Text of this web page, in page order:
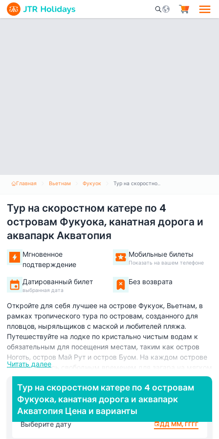
Mobile Search
Главная Вьетнам Фукуок Тур на скоростном катере по 4 островам Фукуока, канатная дорога и аквапарк Акватопия
Тур на скоростном катере по 4
островам Фукуока, канатная дорога и
аквапарк Акватопия
Мгновенное
подтверждение
Мобильные билеты
Показать на вашем телефоне
Датированный билет
выбранная дата
Без возврата
Откройте для себя лучшее на острове Фукуок, Вьетнам, в
рамках тропического тура по островам, созданного для
пловцов, ныряльщиков с маской и любителей пляжа.
Путешествуйте на лодке по кристально чистым водам к
обязательным для посещения местам, таким как остров
Ноготь, остров Май Рут и остров Буом. На каждом острове
наслаждайтесь свободным временем для загара на мягком
песке, фотографирования бирюзового моря и снорклинга в
спокойных бухтах, чтобы увидеть разноцветных рыб и
кораллы. Ваш гид делится местными советами, указывает
лучшие смотровые площадки и обеспечивает плавное
течение дня с простой инструктажей по безопасности и
расслабленным темпом, чтобы вы никогда не чувствовали
Читать далее
Тур на скоростном катере по 4 островам
Фукуока, канатная дорога и аквапарк
Акватопия Цена и варианты
Выберите дату ДД ММ, ГГГГ